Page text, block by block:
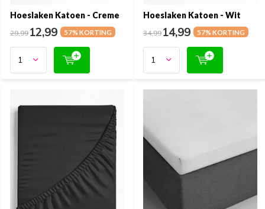
Hoeslaken Katoen - Creme
29,9912,99 57% KORTING
Hoeslaken Katoen - Wit
34,9914,99 57% KORTING